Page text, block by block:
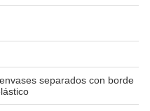
separados con borde